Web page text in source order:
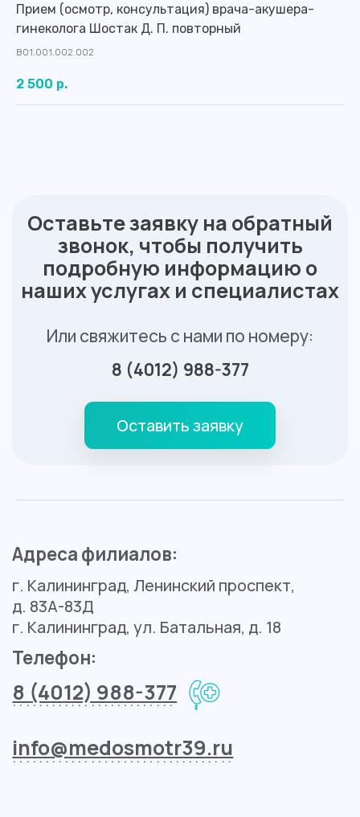
Прием (осмотр, консультация) врача-акушера-
гинеколога Шостак Д. П. повторный
В01.001.002.002
2 500 р.